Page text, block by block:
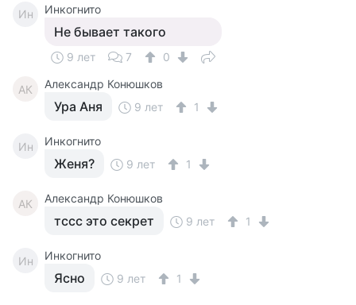
Ин Инкогнито
Не бывает такого
9 лет 7 0
АК Александр Конюшков
Ура Аня 9 лет 1
Ин Инкогнито
Женя? 9 лет 1
АК Александр Конюшков
тссс это секрет 9 лет 1
Ин Инкогнито
Ясно 9 лет 1